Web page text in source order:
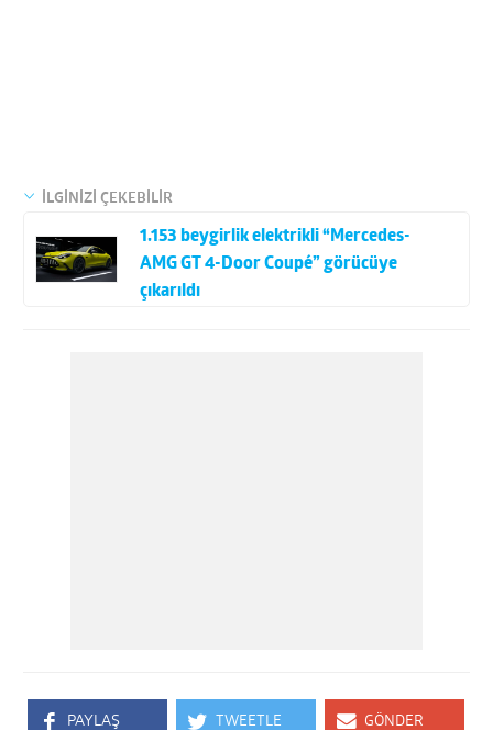
İLGİNİZİ ÇEKEBİLİR
1.153 beygirlik elektrikli “Mercedes-
AMG GT 4-Door Coupé” görücüye
çıkarıldı
PAYLAŞ TWEETLE GÖNDER